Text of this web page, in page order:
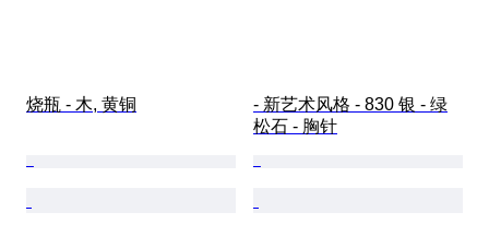
烧瓶 - 木, 黄铜
- 新艺术风格 - 830 银 - 绿
松石 - 胸针